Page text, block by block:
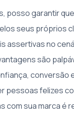
posso garantir
seus próprios
assertivas no
são
conversão
pessoas felizes
com sua marca é